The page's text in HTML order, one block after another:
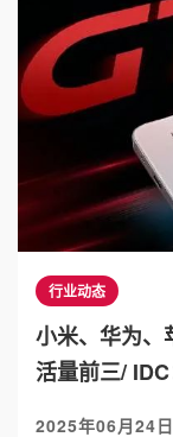
行业动态
小米、华为、
活量前三/
2025年06月24日